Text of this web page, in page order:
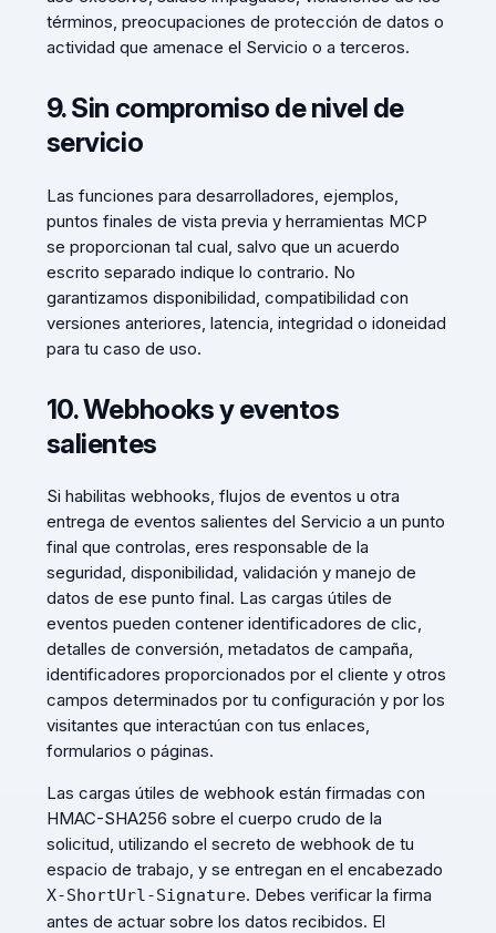
términos, preocupaciones de protección de datos o
actividad que amenace el Servicio o a terceros.
9. Sin compromiso de nivel de
servicio
Las funciones para desarrolladores, ejemplos,
puntos finales de vista previa y herramientas MCP
se proporcionan tal cual, salvo que un acuerdo
escrito separado indique lo contrario. No
garantizamos disponibilidad, compatibilidad con
versiones anteriores, latencia, integridad o idoneidad
para tu caso de uso.
10. Webhooks y eventos
salientes
Si habilitas webhooks, flujos de eventos u otra
entrega de eventos salientes del Servicio a un punto
final que controlas, eres responsable de la
seguridad, disponibilidad, validación y manejo de
datos de ese punto final. Las cargas útiles de
eventos pueden contener identificadores de clic,
detalles de conversión, metadatos de campaña,
identificadores proporcionados por el cliente y otros
campos determinados por tu configuración y por los
visitantes que interactúan con tus enlaces,
formularios o páginas.
Las cargas útiles de webhook están firmadas con
HMAC-SHA256 sobre el cuerpo crudo de la
solicitud, utilizando el secreto de webhook de tu
espacio de trabajo, y se entregan en el encabezado
X-ShortUrl-Signature. Debes verificar la firma
antes de actuar sobre los datos recibidos. El